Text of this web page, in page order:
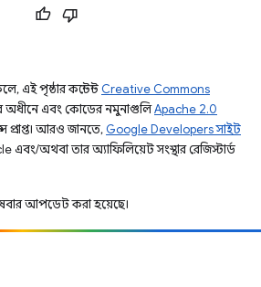
এই পৃষ্ঠার কন্টেন্ট Creative Commons
অধীনে এবং কোডের নমুনাগুলিApache 2.0
প্রাপ্ত। আরও জানতে, Google Developers সাইট
অথবা তার অ্যাফিলিয়েট সংস্থার রেজিস্টার্ড
আপডেট করা হয়েছে।